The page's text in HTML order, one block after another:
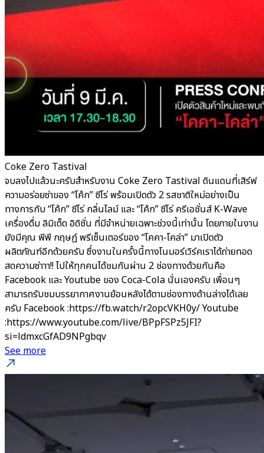
Coke Zero Tastival
จบลงไปแล้วนะครับสำหรับงาน Coke Zero Tastival ดินแดนที่เสิร์ฟ
ความอร่อยซ่าของ “โค้ก” ซีโร่ พร้อมเปิดตัว 2 รสชาติใหม่อย่างเป็น
ทางการกับ “โค้ก” ซีโร่ กลิ่นไลม์ และ “โค้ก” ซีโร่ ครีเอชั่นส์ K-Wave
เครื่องดื่ม ลิมิเต็ด อิดิชั่น ที่มีจำหน่ายเฉพาะช่วงนี้เท่านั้น โดยภายในงาน
ยังมีคุณ พีพี กฤษฏ์ พรีเซ็นเตอร์ของ “โคคา-โคล่า” มาเปิดตัว
ผลิตภัณฑ์อีกด้วยครับ ซึ่งงานในครั้งนี้ทางโนมอร์เวิร์คเราได้ถ่ายทอด
สดความซ่าาา!! ไปให้ทุกคนได้ชมกันผ่าน 2 ช่องทางด้วยกันคือ
Facebook และ Youtube ของ Coca-Cola นั่นเองครับ เพื่อนๆ
สามารถรับชมบรรยากาศงานย้อนหลังได้ตามช่องทางด้านล่างได้เลย
ครับ Facebook :https://fb.watch/r2opcVKH0y/ Youtube
:https://www.youtube.com/live/BPpFSPz5JFI?
si=ldmxcGfAD9NPgbqv
See more